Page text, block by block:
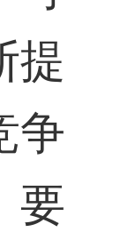
提
争
要